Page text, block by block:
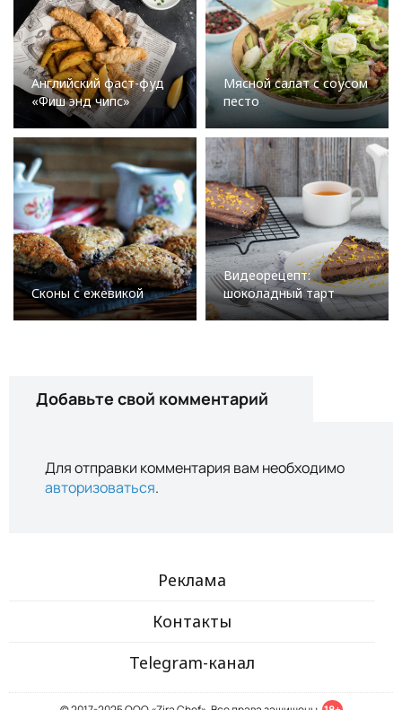
Английский фаст-фуд
«Фиш энд чипс»
Мясной салат с соусом
песто
Сконы с ежевикой
Видеорецепт:
шоколадный тарт
Добавьте свой комментарий
Для отправки комментария вам необходимо
авторизоваться.
Реклама
Контакты
Telegram-канал